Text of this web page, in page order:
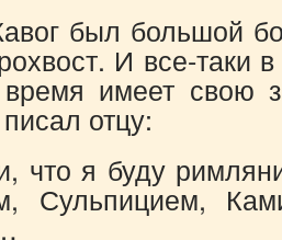
был большой
И все-таки
имеет свою
отцу:
что я буду
Сульпицием,